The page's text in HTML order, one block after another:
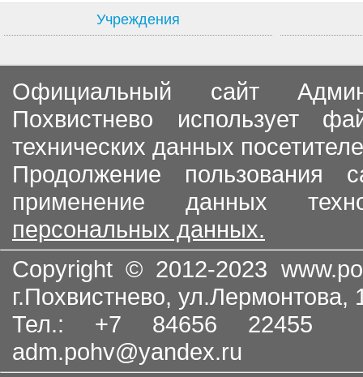
Учреждения
Официальный сайт
Похвистнево использует
технических данных
Продолжение пользования
применение данных
персональных данных.
Copyright © 2012-2023
г.Похвистнево, ул.Лермонтова,
Тел.: +7 84656
adm.pohv@yandex.ru